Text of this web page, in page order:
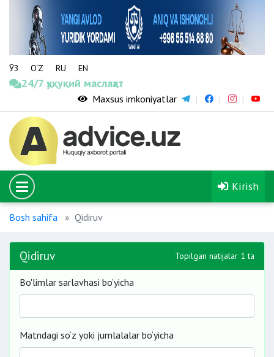
ЎЗ O‘Z RU EN
24/7 ҳуқуқий маслаҳат
Maxsus imkoniyatlar
Kirish
Bosh sahifa Qidiruv
Qidiruv Topilgan natijalar 1 ta
Bo'limlar sarlavhasi bo’yicha
Matndagi so‘z yoki jumlalalar bo‘yicha